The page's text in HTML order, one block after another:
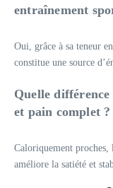
entraînement
Oui, grâce à sa teneur
constitue une source
Quelle
et pain complet ?
Caloriquement
améliore la satiété et